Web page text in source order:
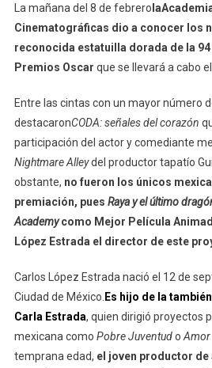
Es
Carlos
López
Estrada,
Mexicano
Que
Competirá
En
Los
Guillermo
Y
Eugenio
Derbez
La mañana del 8 de febrero la
Cinematográficas dio a conocer los
reconocida estatuilla dorada de la
Premios Oscar que se llevará a cabo
Entre las cintas con un mayor número
destacaronCODA: señales del corazón
participación del actor y comediante
Nightmare Alleydel productor tapatío
obstante, no fueron los únicos
premiación, pues Raya y el último
Academycomo Mejor Película
López Estrada el director de este
Carlos López Estrada nació el 12 de
Ciudad de México. Es hijo de la
Carla Estrada, quien dirigió proyectos
mexicana como Pobre Juventudo Amor
temprana edad, el joven productor